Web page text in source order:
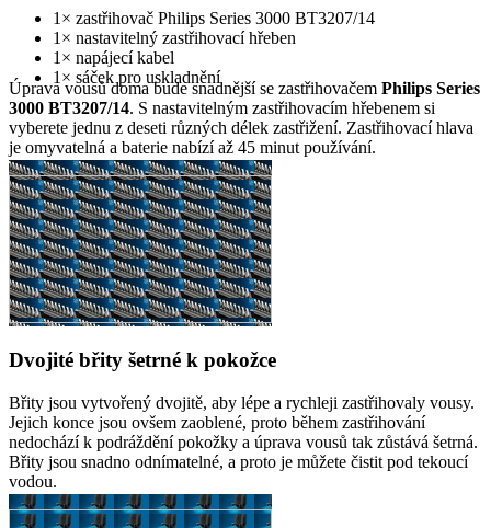
1× zastřihovač Philips Series 3000 BT3207/14
1× nastavitelný zastřihovací hřeben
1× napájecí kabel
1× sáček pro uskladnění
Úprava vousů doma bude snadnější se zastřihovačem Philips Series
3000 BT3207/14. S nastavitelným zastřihovacím hřebenem si
vyberete jednu z deseti různých délek zastřižení. Zastřihovací hlava
je omyvatelná a baterie nabízí až 45 minut používání.
Dvojité břity šetrné k pokožce
Břity jsou vytvořený dvojitě, aby lépe a rychleji zastřihovaly vousy.
Jejich konce jsou ovšem zaoblené, proto během zastřihování
nedochází k podráždění pokožky a úprava vousů tak zůstává šetrná.
Břity jsou snadno odnímatelné, a proto je můžete čistit pod tekoucí
vodou.